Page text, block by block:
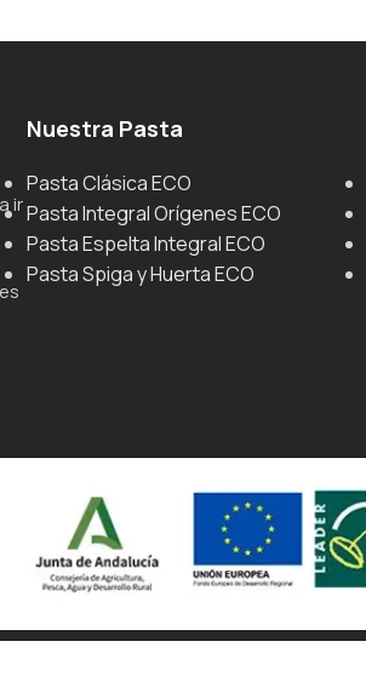
ir
Nuestra Pasta
Pasta Clásica ECO
Pasta Integral Orígenes ECO
Pasta Espelta Integral ECO
Pasta Spiga y Huerta ECO